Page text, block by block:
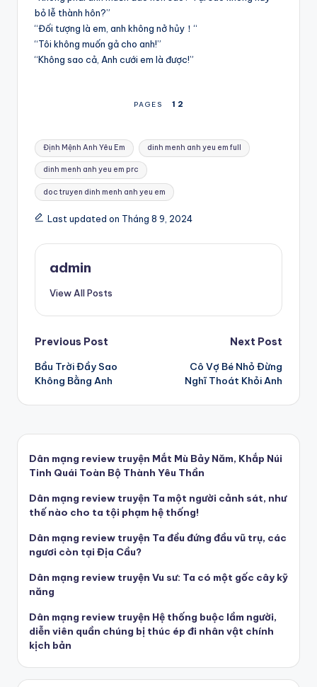
bỏ lễ thành hôn?”
“Đối tượng là em, anh không nở hủy！“
“Tôi không muốn gả cho anh!”
“Không sao cả, Anh cưới em là được!”
PAGES 1 2
Tags:
Định Mệnh Anh Yêu Em dinh menh anh yeu em full
dinh menh anh yeu em prc
doc truyen dinh menh anh yeu em
Last updated on Tháng 8 9, 2024
admin
View All Posts
Post
navigation
Previous Post
Bầu Trời Đầy Sao
Không Bằng Anh
Next Post
Cô Vợ Bé Nhỏ Đừng
Nghĩ Thoát Khỏi Anh
Dân mạng review truyện Mắt Mù Bảy Năm, Khắp Núi
Tinh Quái Toàn Bộ Thành Yêu Thần
Dân mạng review truyện Ta một người cảnh sát, như
thế nào cho ta tội phạm hệ thống!
Dân mạng review truyện Ta đều đứng đầu vũ trụ, các
ngươi còn tại Địa Cầu?
Dân mạng review truyện Vu sư: Ta có một gốc cây kỹ
năng
Dân mạng review truyện Hệ thống buộc lầm người,
diễn viên quần chúng bị thúc ép đi nhân vật chính
kịch bản